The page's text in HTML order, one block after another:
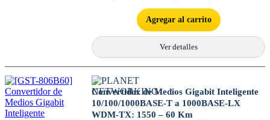
Agregar al carrito
Ver detalles
Convertidor de Medios Gigabit Inteligente
10/100/1000BASE-T a 1000BASE-LX
WDM-TX: 1550 – 60 Km